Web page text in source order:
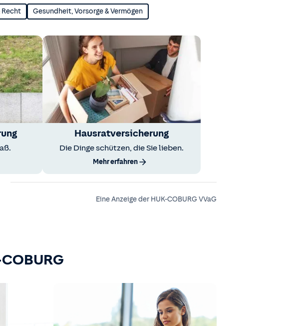
Recht Gesundheit, Vorsorge & Vermögen
Hausratversicherung
Die Dinge schützen, die Sie lieben.
Mehr erfahren
Eine Anzeige der HUK-COBURG VVaG